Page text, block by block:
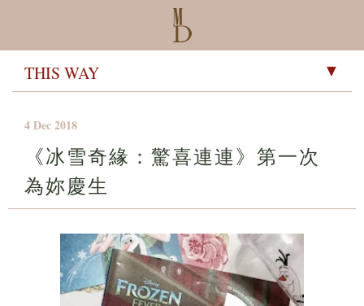
▼
4 Dec 2018
《冰雪奇緣：驚喜連連》第一次
為妳慶生